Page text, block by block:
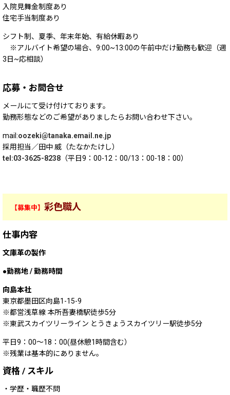
入院見舞金制度あり
住宅手当制度あり
シフト制、夏季、年末年始、有給休暇あり
※アルバイト希望の場合、9:00~13:00の午前中だけ勤務も歓迎（週
3日~応相談）
応募・お問合せ
メールにて受け付けております。
勤務形態などのご希望がありましたらお問い合わせ下さい。
mail:oozeki@tanaka.email.ne.jp
採用担当／田中 威（たなかたけし）
tel:03-3625-8238 （平日9：00-12：00/13：00-18：00）
【募集中】 彩色職人
仕事内容
文庫革の製作
勤務地 / 勤務時間
向島本社
東京都墨田区向島1-15-9
※都営浅草線 本所吾妻橋駅徒歩5分
※東武スカイツリーライン とうきょうスカイツリー駅徒歩5分
平日9：00～18：00(昼休憩1時間含む）
※残業は基本的にありません。
資格 / スキル
・学歴・職歴不問